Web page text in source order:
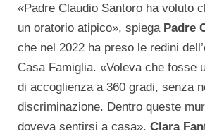
«Padre Claudio Santoro ha voluto
un oratorio atipico», spiega Padre
che nel 2022 ha preso le redini
Casa Famiglia. «Voleva che fosse
di accoglienza a 360 gradi, senza
discriminazione. Dentro queste
doveva sentirsi a casa». Clara